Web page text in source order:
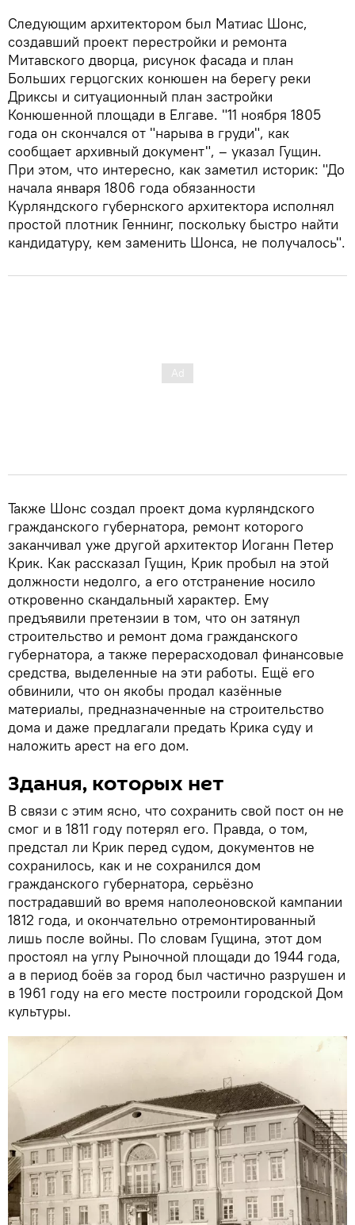
Следующим архитектором был Матиас Шонс,
создавший проект перестройки и ремонта
Митавского дворца, рисунок фасада и план
Больших герцогских конюшен на берегу реки
Дриксы и ситуационный план застройки
Конюшенной площади в Елгаве. "11 ноября 1805
года он скончался от "нарыва в груди", как
сообщает архивный документ", – указал Гущин.
При этом, что интересно, как заметил историк: "До
начала января 1806 года обязанности
Курляндского губернского архитектора исполнял
простой плотник Геннинг, поскольку быстро найти
кандидатуру, кем заменить Шонса, не получалось".
Также Шонс создал проект дома курляндского
гражданского губернатора, ремонт которого
заканчивал уже другой архитектор Иоганн Петер
Крик. Как рассказал Гущин, Крик пробыл на этой
должности недолго, а его отстранение носило
откровенно скандальный характер. Ему
предъявили претензии в том, что он затянул
строительство и ремонт дома гражданского
губернатора, а также перерасходовал финансовые
средства, выделенные на эти работы. Ещё его
обвинили, что он якобы продал казённые
материалы, предназначенные на строительство
дома и даже предлагали предать Крика суду и
наложить арест на его дом.
Здания, которых нет
В связи с этим ясно, что сохранить свой пост он не
смог и в 1811 году потерял его. Правда, о том,
предстал ли Крик перед судом, документов не
сохранилось, как и не сохранился дом
гражданского губернатора, серьёзно
пострадавший во время наполеоновской кампании
1812 года, и окончательно отремонтированный
лишь после войны. По словам Гущина, этот дом
простоял на углу Рыночной площади до 1944 года,
а в период боёв за город был частично разрушен и
в 1961 году на его месте построили городской Дом
культуры.